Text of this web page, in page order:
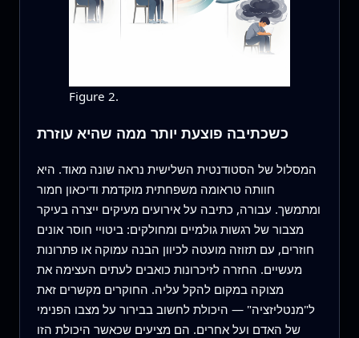
Figure 2.
כשכתיבה פוצעת יותר ממה שהיא עוזרת
המסלול של הסטודנטית השלישית נראה שונה מאוד. היא
חוותה טראומה משפחתית מוקדמת ודיכאון חמור
ומתמשך. עבורה, כתיבה על אירועים מעיקים ייצרה בעיקר
מצבור של רגשות גולמיים ומחולקים: ביטויי חוסר אונים
חוזרים, עם תזוזה מועטה לכיוון הבנה עמוקה או פתרונות
מעשיים. החזרה לזיכרונות כואבים לעתים העצימה את
מצוקה במקום להקל עליה. החוקרים מקשרים זאת
ל"מנטליזציה" — היכולת לחשוב בבירור על מצבו הפנימי
של האדם ועל אחרים. הם מציעים שכאשר היכולת הזו